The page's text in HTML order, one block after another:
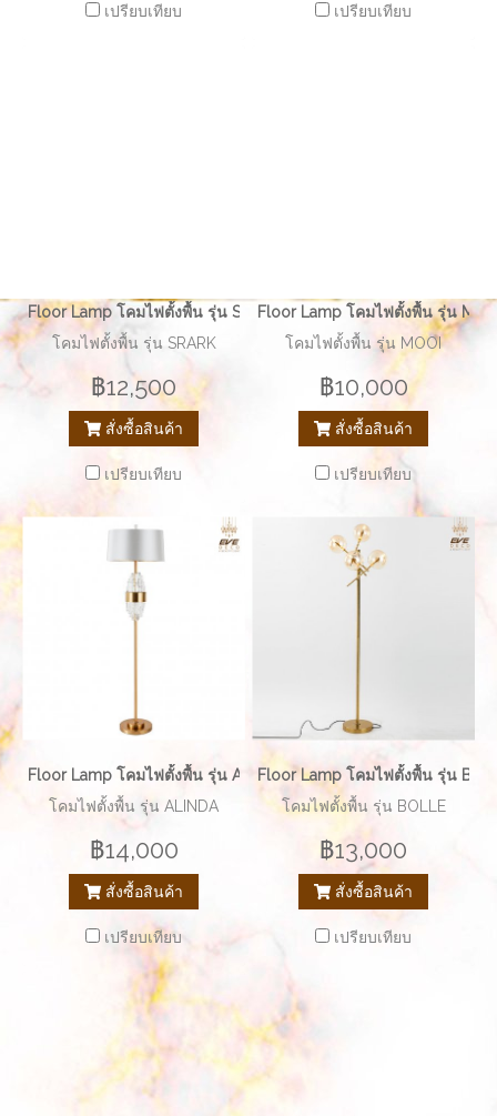
เปรียบเทียบ เปรียบเทียบ
Floor Lamp โคมไฟตั้งพื้น รุ่น SRARK EVE-00279
โคมไฟตั้งพื้น รุ่น SRARK
฿12,500
สั่งซื้อสินค้า
เปรียบเทียบ
Floor Lamp โคมไฟตั้งพื้น รุ่น
โคมไฟตั้งพื้น รุ่น MOOI
฿10,000
สั่งซื้อสินค้า
เปรียบเทียบ
Floor Lamp โคมไฟตั้งพื้น รุ่น ALINDA EVE-00269
โคมไฟตั้งพื้น รุ่น ALINDA
฿14,000
สั่งซื้อสินค้า
เปรียบเทียบ
Floor Lamp โคมไฟตั้งพื้น รุ่น
โคมไฟตั้งพื้น รุ่น BOLLE
฿13,000
สั่งซื้อสินค้า
เปรียบเทียบ